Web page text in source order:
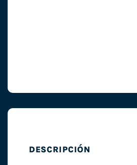
DESCRIPCIÓN